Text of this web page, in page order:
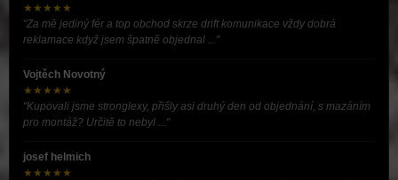
★★★★★
"Za mě jediný fér a top obchod skrze drift komunikace vždy dobrá
reklamace když jsem špatně objednal ..."
Vojtěch Novotný
★★★★★
"Kupovali jsme stronglexy, přišly asi druhý den od objednání, s mazáním
pro montáž? Určitě to nebyl ..."
josef helmich
★★★★★